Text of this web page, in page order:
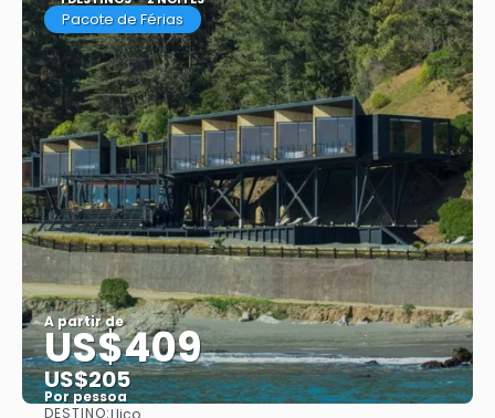
Pacote de Férias
A partir de
US$409
US$205
Por pessoa
DESTINO:Llico